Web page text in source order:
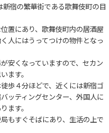
宿の繁華街である歌舞伎町の目
置にあり、歌舞伎町内の居酒屋
人にはうってつけの物件となっ
安くなっていますので、セカン
ます。
歩４分ほどで、近くには新宿ゴ
ッティングセンター、外国人に
ます。
もすぐそばにあり、生活の上で